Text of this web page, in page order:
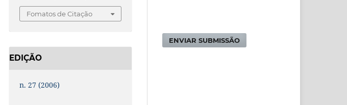
Fomatos de Citação
EDIÇÃO
n. 27 (2006)
ENVIAR SUBMISSÃO